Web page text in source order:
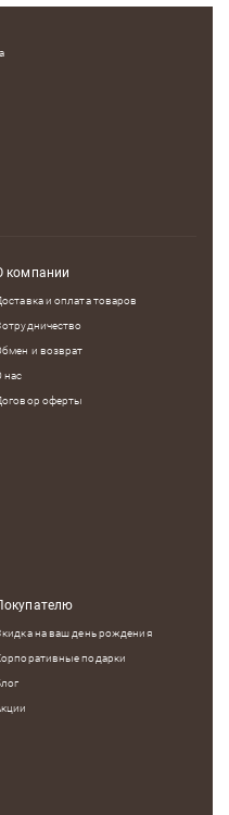
компании
и оплата товаров
и возврат
нас
оферты
на ваш день рождения
подарки